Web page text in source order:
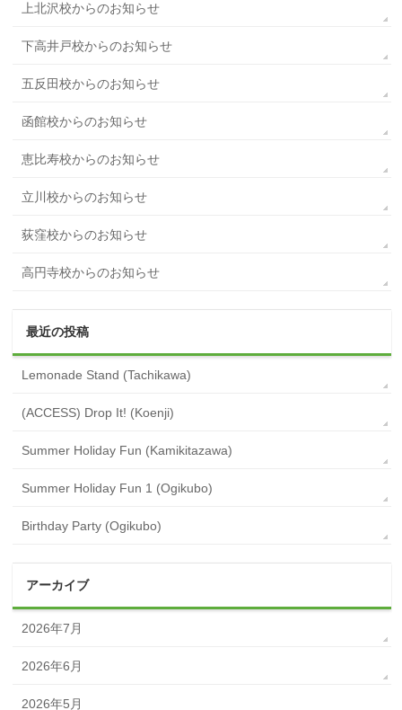
上北沢校からのお知らせ
下高井戸校からのお知らせ
五反田校からのお知らせ
函館校からのお知らせ
恵比寿校からのお知らせ
立川校からのお知らせ
荻窪校からのお知らせ
高円寺校からのお知らせ
最近の投稿
Lemonade Stand (Tachikawa)
(ACCESS) Drop It! (Koenji)
Summer Holiday Fun (Kamikitazawa)
Summer Holiday Fun 1 (Ogikubo)
Birthday Party (Ogikubo)
アーカイブ
2026年7月
2026年6月
2026年5月